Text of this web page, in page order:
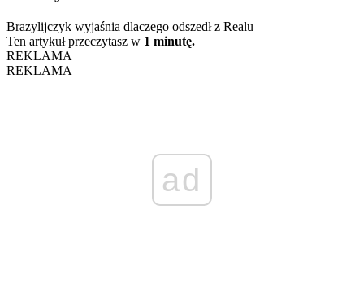
Brazylijczyk wyjaśnia dlaczego odszedł z Realu
Ten artykuł przeczytasz w 1 minutę.
REKLAMA
REKLAMA
ad